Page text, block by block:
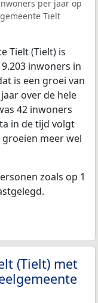
per jaar op
Tielt
Tielt (Tielt) is
inwoners in
is een groei van
over de hele
42 inwoners
in de tijd volgt
meer wel
zoals op 1
(Tielt) met